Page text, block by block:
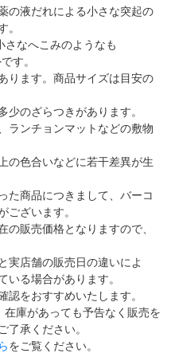
の液だれによる小さな突起の
。
さなへこみのようなも
す。
ります。商品サイズは目安の
少のざらつきがあります。
ランチョンマットなどの敷物
の色合いなどに若干差異が生
た商品につきまして、バーコ
ございます。
販売価格となりますので、
実店舗の販売日の違いによ
いる場合があります。
をおすすめいたします。
庫があっても予告なく販売を
了承ください。
をご覧ください。